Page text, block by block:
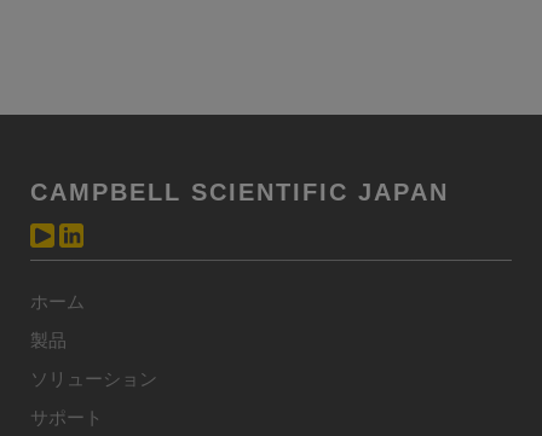
CAMPBELL SCIENTIFIC JAPAN
ホーム
製品
ソリューション
サポート